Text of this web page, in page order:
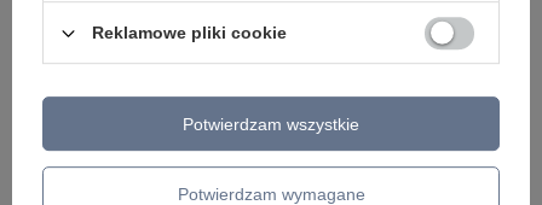
Potrzebujesz pomocy? Masz pytania lub
chcesz lepszą cenę?
Napisz do nas - doradzimy, odpowiemy
szybko i przygotujemy indywidualną ofertę
dopasowaną do Ciebie..
Napisz do nas
Reklamowe pliki cookie
Potwierdzam wymagane
Potwierdzam wszystkie